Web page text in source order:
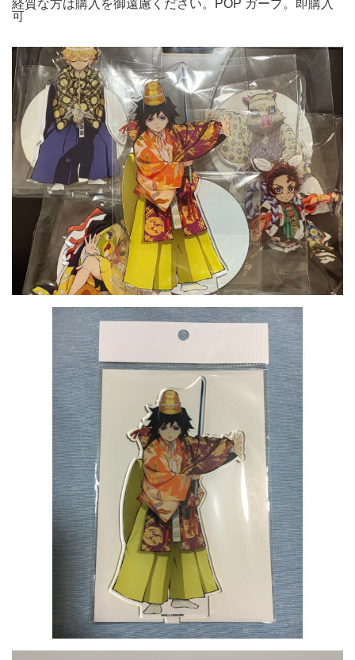
経質な方は購入を御遠慮ください。POP ガープ。即購入
可